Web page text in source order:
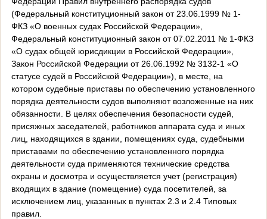
(Федеральный конституционный закон от 23.06.1999 № 1-
ФКЗ «О военных судах Российской Федерации»,
Федеральный конституционный закон от 07.02.2011 № 1-ФКЗ
«О судах общей юрисдикции в Российской Федерации»,
Закон Российской Федерации от 26.06.1992 № 3132-1 «О
статусе судей в Российской Федерации»), в месте, на
котором судебные приставы по обеспечению установленного
порядка деятельности судов выполняют возложенные на них
обязанности. В целях обеспечения безопасности судей,
присяжных заседателей, работников аппарата суда и иных
лиц, находящихся в здании, помещениях суда, судебными
приставами по обеспечению установленного порядка
деятельности суда применяются технические средства
охраны и досмотра и осуществляется учет (регистрация)
входящих в здание (помещение) суда посетителей, за
исключением лиц, указанных в пунктах 2.3 и 2.4 Типовых
правил.